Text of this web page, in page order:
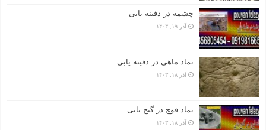
چشمه در دفینه یابی
آذر ۱۹, ۱۴۰۳
نماد ماهی در دفینه یابی
آذر ۱۸, ۱۴۰۳
نماد قوچ در گنج یابی
آذر ۱۸, ۱۴۰۳